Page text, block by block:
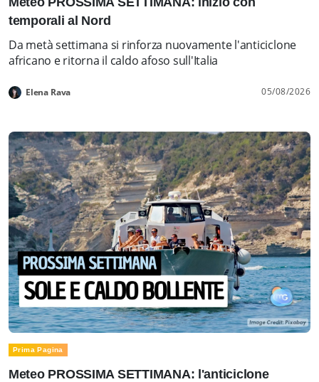
temporali al Nord
Da metà settimana si rinforza nuovamente l'anticiclone
africano e ritorna il caldo afoso sull'Italia
Elena Rava 05/08/2026
Prima Pagina
Meteo PROSSIMA SETTIMANA: l'anticiclone